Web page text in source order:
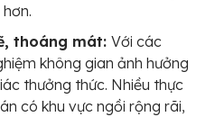
thoáng mát: Với các
không gian ảnh hưởng
thưởng thức. Nhiều thực
có khu vực ngồi rộng rãi,